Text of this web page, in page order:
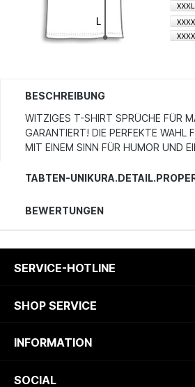
BESCHREIBUNG
WITZIGES T-SHIRT SPRÜCHE FÜR
GARANTIERT! DIE PERFEKTE WAHL
MIT EINEM SINN FÜR HUMOR UND
TABTEN-
BEWERTUNGEN
SERVICE-HOTLINE
SHOP SERVICE
INFORMATION
SOCIAL